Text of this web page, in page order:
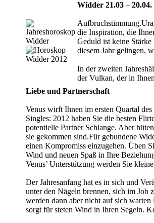
Widder 21.03 – 20.04.
die Inspiration, die
Geduld ist keine
diesem Jahr gelingen,
In der zweiten
der Vulkan, der in
Liebe und Partnerschaft
Venus wirft Ihnen im ersten Quartal
Singles: 2012 haben Sie die besten
potentielle Partner Schlange. Aber
sie gekommen sind.Für gebundene
einen Kompromiss einzugehen. Üben
Wind und neuen Spaß in Ihre
Venus’ Unterstützung werden Sie
Der Jahresanfang hat es in sich und
unter den Nägeln brennen, sich im Job
werden dann aber nicht auf sich
sorgt für steten Wind in Ihren Segeln.